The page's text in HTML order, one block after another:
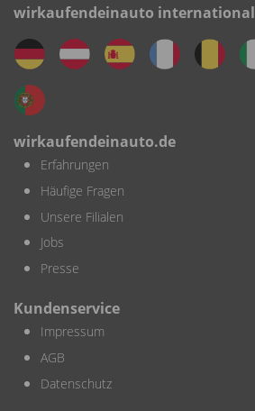
wirkaufendeinauto international
wirkaufendeinauto.de
Erfahrungen
Häufige Fragen
Unsere Filialen
Jobs
Presse
Kundenservice
Impressum
AGB
Datenschutz